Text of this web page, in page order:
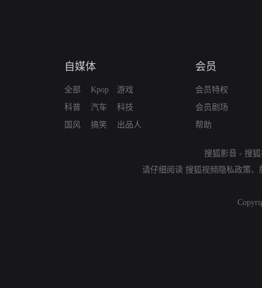
自媒体
全部
科普
国风
Kpop
汽车
搞笑
游戏
科技
出品人
会员
会员特权
会员剧场
帮助
搜狐影音 - 搜
请仔细阅读 搜狐视频隐私政策、